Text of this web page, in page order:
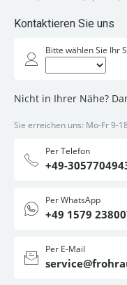
Kontaktieren Sie uns
Bitte wählen Sie Ihr
Nicht in Ihrer Nähe?
Sie erreichen uns: Mo-Fr 9-
Per Telefon
+49-
Per WhatsApp
+49 1579
Per E-Mail